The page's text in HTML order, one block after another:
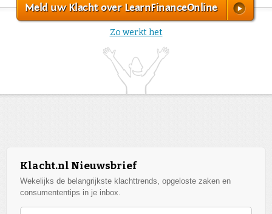
Meld uw Klacht over LearnFinanceOnline
Zo werkt het
Klacht.nl Nieuwsbrief
Wekelijks de belangrijkste klachttrends, opgeloste zaken en
consumententips in je inbox.